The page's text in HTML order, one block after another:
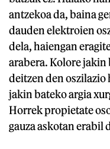
antzekoa da, baina
dauden elektroien
dela, haiengan
arabera. Kolore jakin
deitzen den
jakin bateko argia
Horrek propietate
gauza askotan erabil